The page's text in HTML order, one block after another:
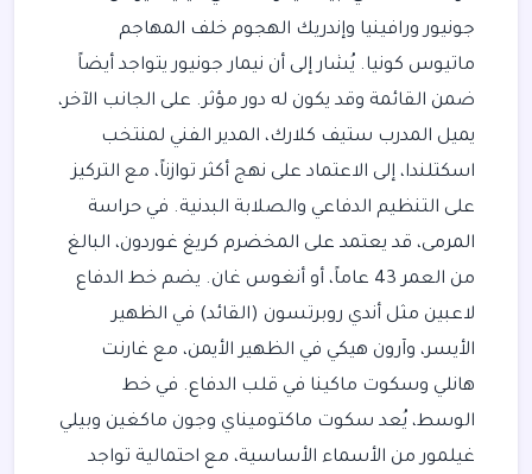
جونيور ورافينيا وإندريك الهجوم خلف المهاجم
ماتيوس كونيا. يُشار إلى أن نيمار جونيور يتواجد أيضاً
ضمن القائمة وقد يكون له دور مؤثر. على الجانب الآخر،
يميل المدرب ستيف كلارك، المدير الفني لمنتخب
اسكتلندا، إلى الاعتماد على نهج أكثر توازناً، مع التركيز
على التنظيم الدفاعي والصلابة البدنية. في حراسة
المرمى، قد يعتمد على المخضرم كريغ غوردون، البالغ
من العمر 43 عاماً، أو أنغوس غان. يضم خط الدفاع
لاعبين مثل أندي روبرتسون (القائد) في الظهير
الأيسر، وآرون هيكي في الظهير الأيمن، مع غارنت
هانلي وسكوت ماكينا في قلب الدفاع. في خط
الوسط، يُعد سكوت ماكتوميناي وجون ماكغين وبيلي
غيلمور من الأسماء الأساسية، مع احتمالية تواجد